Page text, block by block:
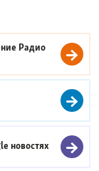
Радио
новостях